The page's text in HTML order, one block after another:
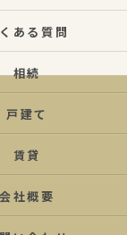
ある質問
相続
戸建て
賃貸
会社概要